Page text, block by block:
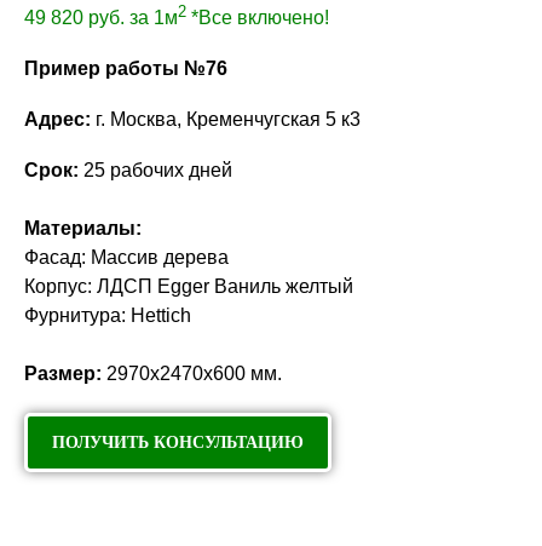
49 820 руб. за 1м2 *Все включено!
Пример работы №76
Адрес: г. Москва, Кременчугская 5 к3
Срок: 25 рабочих дней
Материалы:
Фасад: Массив дерева
Корпус: ЛДСП Egger Ваниль желтый
Фурнитура: Hettich
Размер: 2970х2470х600 мм.
ПОЛУЧИТЬ КОНСУЛЬТАЦИЮ